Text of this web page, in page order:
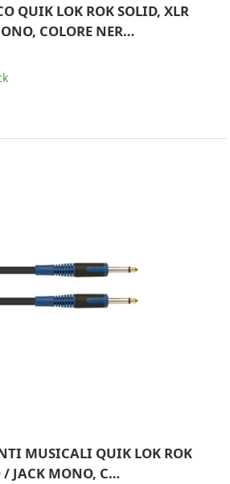
QUIK LOK ROK SOLID, XLR
COLORE NER…
MUSICALI QUIK LOK ROK
/ JACK MONO, C…